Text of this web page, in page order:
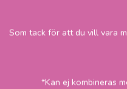
Som tack för att du vill vara
*Kan ej kombineras